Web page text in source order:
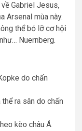
Gabriel Jesus,
Arsenal mùa này.
thể bỏ lỡ cơ hội
Nuernberg.
do chấn
ra sân do chấn
kèo châu Á.